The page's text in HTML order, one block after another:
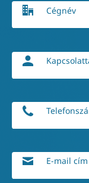
Cégnév
E-mail cím